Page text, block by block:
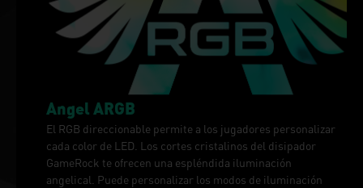
Angel ARGB
El RGB direccionable permite a los jugadores personalizar
cada color de LED. Los cortes cristalinos del disipador
GameRock te ofrecen una espléndida iluminación
angelical. Puede personalizar los modos de iluminación